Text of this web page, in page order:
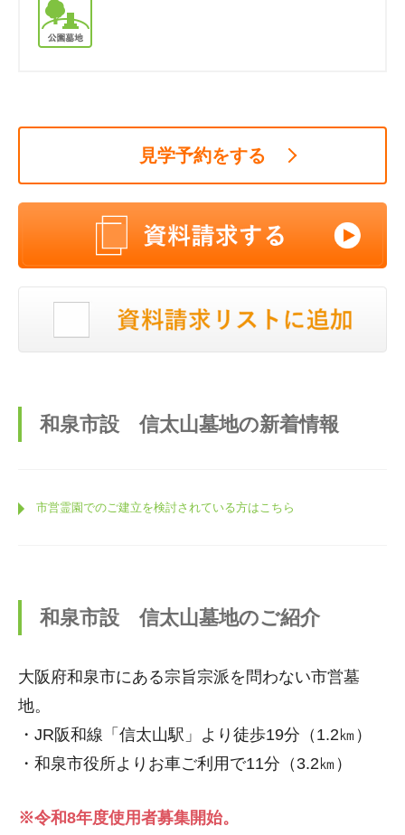
見学予約をする
和泉市設 信太山墓地の新着情報
市営霊園でのご建立を検討されている方はこちら
和泉市設 信太山墓地のご紹介
大阪府和泉市にある宗旨宗派を問わない市営墓
地。
・JR阪和線「信太山駅」より徒歩19分（1.2㎞）
・和泉市役所よりお車ご利用で11分（3.2㎞）
※令和8年度使用者募集開始。